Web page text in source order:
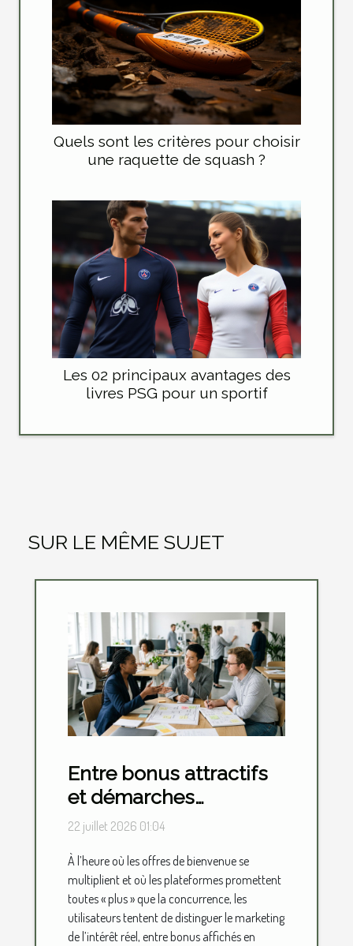
Quels sont les critères pour choisir
une raquette de squash ?
Les 02 principaux avantages des
livres PSG pour un sportif
SUR LE MÊME SUJET
Entre bonus attractifs
et démarches
d’inscription, où se
ajoutée ?
22 juillet 2026 01:04
À l’heure où les offres de bienvenue se
multiplient et où les plateformes promettent
toutes « plus » que la concurrence, les
utilisateurs tentent de distinguer le marketing
de l’intérêt réel, entre bonus affichés en